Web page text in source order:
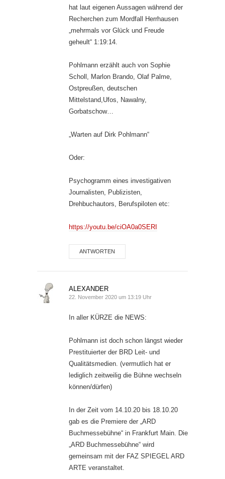
hat laut eigenen Aussagen während der
Recherchen zum Mordfall Herrhausen
„mehrmals vor Glück und Freude
geheult“ 1:19:14.
Pohlmann erzählt auch von Sophie
Scholl, Marlon Brando, Olaf Palme,
Ostpreußen, deutschen
Mittelstand,Ufos, Nawalny,
Gorbatschow…
„Warten auf Dirk Pohlmann“
Oder:
Psychogramm eines investigativen
Journalisten, Publizisten,
Drehbuchautors, Berufspiloten etc:
https://youtu.be/ciOA0a0SERI
ANTWORTEN
ALEXANDER
22. November 2020 um 13:19 Uhr
In aller KÜRZE die NEWS:
Pohlmann ist doch schon längst wieder
Prestituierter der BRD Leit- und
Qualitätsmedien. (vermutlich hat er
lediglich zeitweilig die Bühne wechseln
können/dürfen)
In der Zeit vom 14.10.20 bis 18.10.20
gab es die Premiere der „ARD
Buchmessebühne“ in Frankfurt Main. Die
„ARD Buchmessebühne“ wird
gemeinsam mit der FAZ SPIEGEL ARD
ARTE veranstaltet.